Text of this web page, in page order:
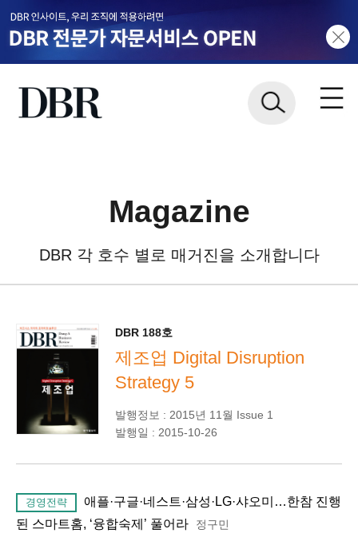
Magazine
DBR 각 호수 별로 매거진을 소개합니다
DBR 188호
제조업 Digital Disruption
Strategy 5
발행정보 : 2015년 11월 Issue 1
발행일 : 2015-10-26
경영전략
애플·구글·네스트·삼성·LG·샤오미…한참 진행
된 스마트홈, ‘융합숙제’ 풀어라
정구민